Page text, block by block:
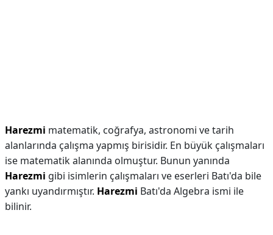
Harezmi matematik, coğrafya, astronomi ve tarih
alanlarında çalışma yapmış birisidir. En büyük çalışmaları
ise matematik alanında olmuştur. Bunun yanında
Harezmi gibi isimlerin çalışmaları ve eserleri Batı'da bile
yankı uyandırmıştır. Harezmi Batı'da Algebra ismi ile
bilinir.